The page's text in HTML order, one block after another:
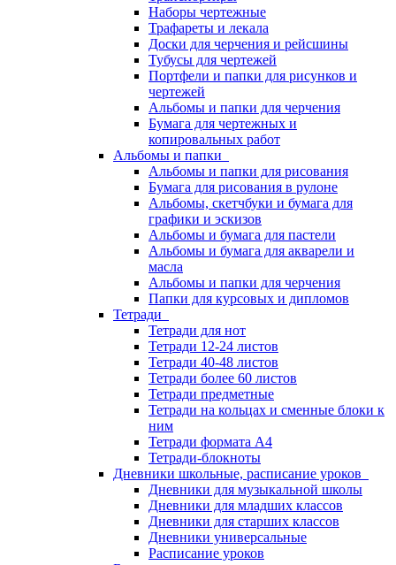
Наборы чертежные
Трафареты и лекала
Доски для черчения и рейсшины
Тубусы для чертежей
Портфели и папки для рисунков и
чертежей
Альбомы и папки для черчения
Бумага для чертежных и
копировальных работ
Альбомы и папки
Альбомы и папки для рисования
Бумага для рисования в рулоне
Альбомы, скетчбуки и бумага для
графики и эскизов
Альбомы и бумага для пастели
Альбомы и бумага для акварели и
масла
Альбомы и папки для черчения
Папки для курсовых и дипломов
Тетради
Тетради для нот
Тетради 12-24 листов
Тетради 40-48 листов
Тетради более 60 листов
Тетради предметные
Тетради на кольцах и сменные блоки к
ним
Тетради формата А4
Тетради-блокноты
Дневники школьные, расписание уроков
Дневники для музыкальной школы
Дневники для младших классов
Дневники для старших классов
Дневники универсальные
Расписание уроков